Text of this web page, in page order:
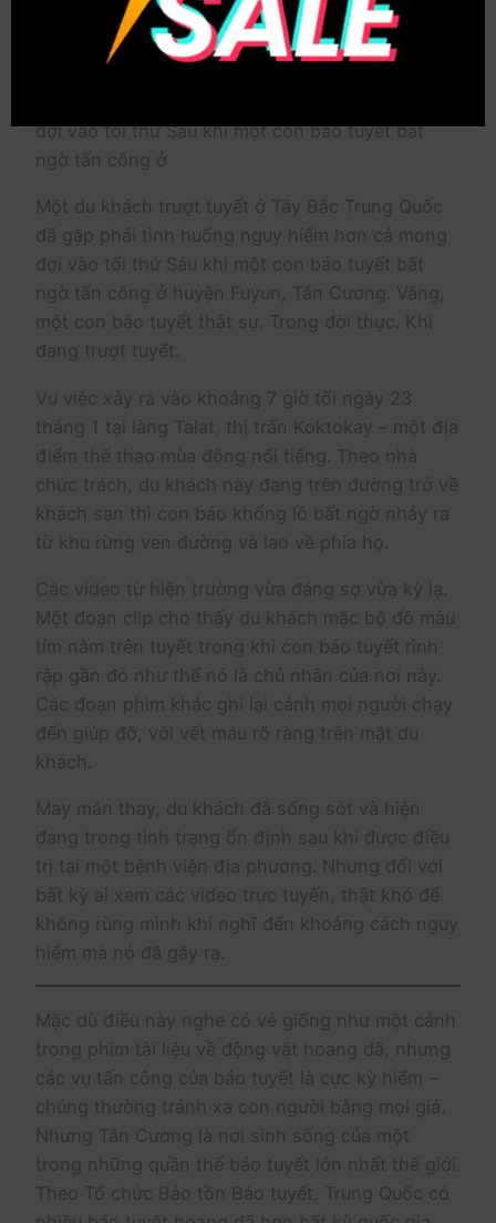
đợi vào tối thứ Sáu khi một con báo tuyết bất
ngờ tấn công ở
Một du khách trượt tuyết ở Tây Bắc Trung Quốc
đã gặp phải tình huống nguy hiểm hơn cả mong
đợi vào tối thứ Sáu khi một con báo tuyết bất
ngờ tấn công ở huyện Fuyun, Tân Cương. Vâng,
một con báo tuyết thật sự. Trong đời thực. Khi
đang trượt tuyết.
Vụ việc xảy ra vào khoảng 7 giờ tối ngày 23
tháng 1 tại làng Talat, thị trấn Koktokay – một địa
điểm thể thao mùa đông nổi tiếng. Theo nhà
chức trách, du khách này đang trên đường trở về
khách sạn thì con báo khổng lồ bất ngờ nhảy ra
từ khu rừng ven đường và lao về phía họ.
Các video từ hiện trường vừa đáng sợ vừa kỳ lạ.
Một đoạn clip cho thấy du khách mặc bộ đồ màu
tím nằm trên tuyết trong khi con báo tuyết rình
rập gần đó như thể nó là chủ nhân của nơi này.
Các đoạn phim khác ghi lại cảnh mọi người chạy
đến giúp đỡ, với vết máu rõ ràng trên mặt du
khách.
May mắn thay, du khách đã sống sót và hiện
đang trong tình trạng ổn định sau khi được điều
trị tại một bệnh viện địa phương. Nhưng đối với
bất kỳ ai xem các video trực tuyến, thật khó để
không rùng mình khi nghĩ đến khoảng cách nguy
hiểm mà nó đã gây ra.
Mặc dù điều này nghe có vẻ giống như một cảnh
trong phim tài liệu về động vật hoang dã, nhưng
các vụ tấn công của báo tuyết là cực kỳ hiếm –
chúng thường tránh xa con người bằng mọi giá.
Nhưng Tân Cương là nơi sinh sống của một
trong những quần thể báo tuyết lớn nhất thế giới.
Theo Tổ chức Bảo tồn Báo tuyết, Trung Quốc có